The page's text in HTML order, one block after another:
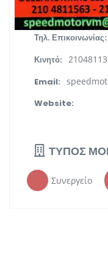
Περιφέρεια:
Τηλ. Επικοινωνίας:
Κινητό:
Email:
Website:
ΤΥΠΟΣ
Συνεργείο